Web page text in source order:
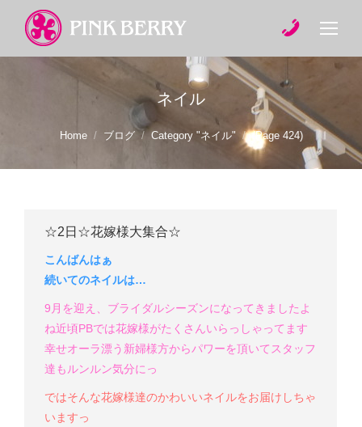
ネイル
You are here:
Home ブログ Category "ネイル" (Page 424)
☆2日☆花嫁様大集合☆
こんばんはぁ
続いてのネイルは…
9月を迎え、ブライダルシーズンになってきましたよ
ね近頃PBでは花嫁様がたくさんいらっしゃってます
幸せオーラ漂う新婦様方からパワーを頂いてスタッフ
達もルンルン気分にっ
ではそんな花嫁様達のかわいいネイルをお届けしちゃ
いますっ